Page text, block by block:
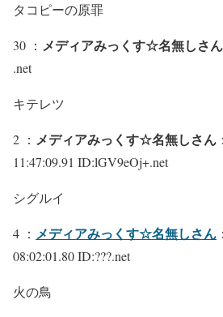
タコピーの原罪
30 ： メディアみっくす☆名無しさん
.net
キテレツ
2 ： メディアみっくす☆名無しさん
11:47:09.91 ID:lGV9eOj+.net
シグルイ
4 ： メディアみっくす☆名無しさん
08:02:01.80 ID:???.net
火の鳥